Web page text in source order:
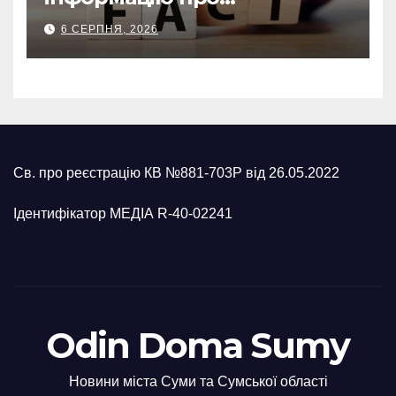
захоплення Рижівки та
Могриці на Сумщині
6 СЕРПНЯ, 2026
Св. про реєстрацію КВ №881-703Р від 26.05.2022
Ідентифікатор МЕДІА R-40-02241
Odin Doma Sumy
Новини міста Суми та Сумської області